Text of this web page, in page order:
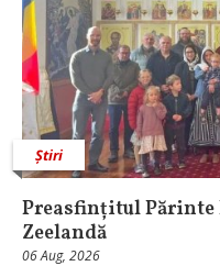
Știri
Preasfințitul Părinte
Zeelandă
06 Aug, 2026